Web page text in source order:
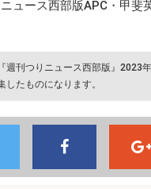
ュース西部版APC・甲斐
週刊つりニュース西部版』2023
したものになります。